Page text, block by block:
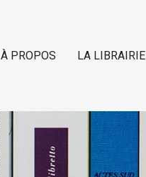
À PROPOS LA LIBRAIRIE